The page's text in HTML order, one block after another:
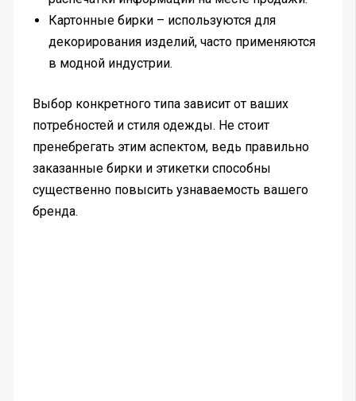
Картонные бирки – используются для
декорирования изделий, часто применяются
в модной индустрии.
Выбор конкретного типа зависит от ваших
потребностей и стиля одежды. Не стоит
пренебрегать этим аспектом, ведь правильно
заказанные бирки и этикетки способны
существенно повысить узнаваемость вашего
бренда.